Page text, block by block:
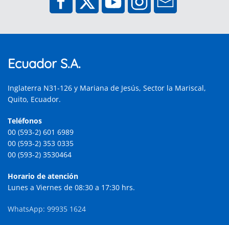
Ecuador S.A.
Inglaterra N31-126 y Mariana de Jesús, Sector la Mariscal,
Quito, Ecuador.
Teléfonos
00 (593-2) 601 6989
00 (593-2) 353 0335
00 (593-2) 3530464
Horario de atención
Lunes a Viernes de 08:30 a 17:30 hrs.
WhatsApp: 99935 1624